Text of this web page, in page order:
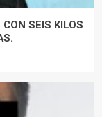
SEIS KILOS